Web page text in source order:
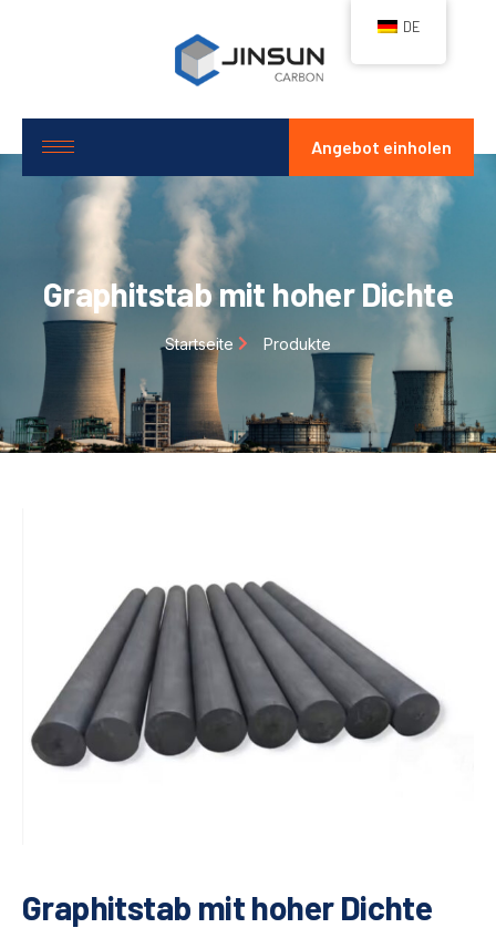
Angebot einholen
Graphitstab mit hoher Dichte
Startseite Produkte
Graphitstab mit hoher Dichte
DE